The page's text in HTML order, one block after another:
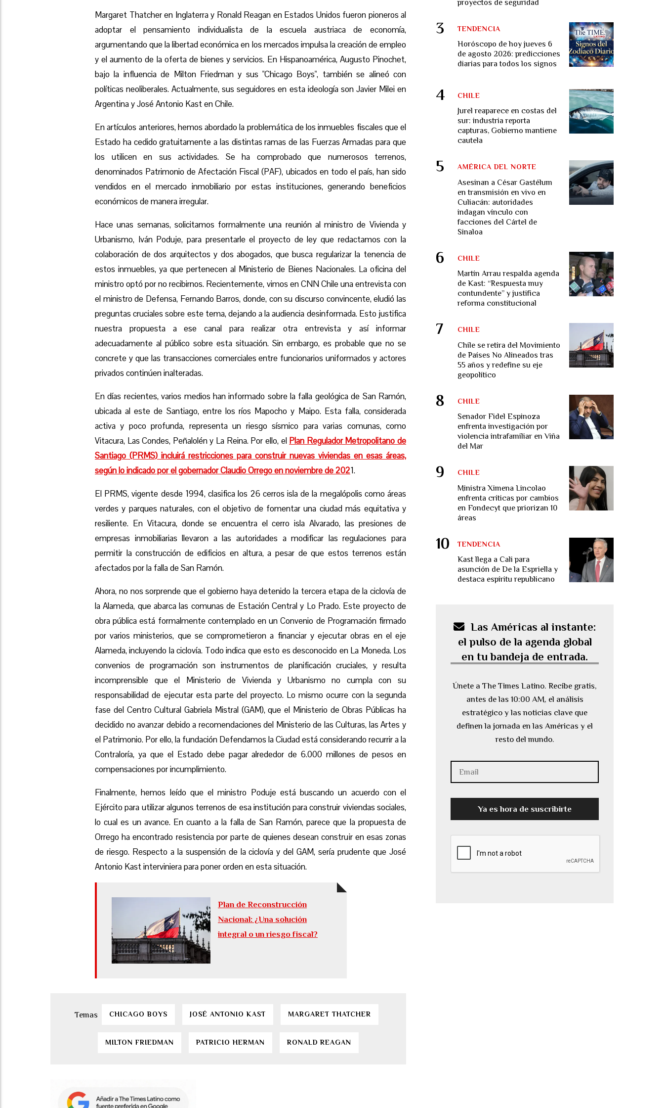
Margaret Thatcher en Inglaterra y Ronald Reagan en Estados Unidos fueron pioneros al
adoptar el pensamiento individualista de la escuela austriaca de economía,
argumentando que la libertad económica en los mercados impulsa la creación de empleo
y el aumento de la oferta de bienes y servicios. En Hispanoamérica, Augusto Pinochet,
bajo la influencia de Milton Friedman y sus "Chicago Boys", también se alineó con
políticas neoliberales. Actualmente, sus seguidores en esta ideología son Javier Milei en
Argentina y José Antonio Kast en Chile.
En artículos anteriores, hemos abordado la problemática de los inmuebles fiscales que el
Estado ha cedido gratuitamente a las distintas ramas de las Fuerzas Armadas para que
los utilicen en sus actividades. Se ha comprobado que numerosos terrenos,
denominados Patrimonio de Afectación Fiscal (PAF), ubicados en todo el país, han sido
vendidos en el mercado inmobiliario por estas instituciones, generando beneficios
económicos de manera irregular.
Hace unas semanas, solicitamos formalmente una reunión al ministro de Vivienda y
Urbanismo, Iván Poduje, para presentarle el proyecto de ley que redactamos con la
colaboración de dos arquitectos y dos abogados, que busca regularizar la tenencia de
estos inmuebles, ya que pertenecen al Ministerio de Bienes Nacionales. La oficina del
ministro optó por no recibirnos. Recientemente, vimos en CNN Chile una entrevista con
el ministro de Defensa, Fernando Barros, donde, con su discurso convincente, eludió las
preguntas cruciales sobre este tema, dejando a la audiencia desinformada. Esto justifica
nuestra propuesta a ese canal para realizar otra entrevista y así informar
adecuadamente al público sobre esta situación. Sin embargo, es probable que no se
concrete y que las transacciones comerciales entre funcionarios uniformados y actores
privados continúen inalteradas.
En días recientes, varios medios han informado sobre la falla geológica de San Ramón,
ubicada al este de Santiago, entre los ríos Mapocho y Maipo. Esta falla, considerada
activa y poco profunda, representa un riesgo sísmico para varias comunas, como
Vitacura, Las Condes, Peñalolén y La Reina. Por ello, el Plan Regulador Metropolitano de
Santiago (PRMS) incluirá restricciones para construir nuevas viviendas en esas áreas,
según lo indicado por el gobernador Claudio Orrego en noviembre de 2021.
El PRMS, vigente desde 1994, clasifica los 26 cerros isla de la megalópolis como áreas
verdes y parques naturales, con el objetivo de fomentar una ciudad más equitativa y
resiliente. En Vitacura, donde se encuentra el cerro isla Alvarado, las presiones de
empresas inmobiliarias llevaron a las autoridades a modificar las regulaciones para
permitir la construcción de edificios en altura, a pesar de que estos terrenos están
afectados por la falla de San Ramón.
Ahora, no nos sorprende que el gobierno haya detenido la tercera etapa de la ciclovía de
la Alameda, que abarca las comunas de Estación Central y Lo Prado. Este proyecto de
obra pública está formalmente contemplado en un Convenio de Programación firmado
por varios ministerios, que se comprometieron a financiar y ejecutar obras en el eje
Alameda, incluyendo la ciclovía. Todo indica que esto es desconocido en La Moneda. Los
convenios de programación son instrumentos de planificación cruciales, y resulta
incomprensible que el Ministerio de Vivienda y Urbanismo no cumpla con su
responsabilidad de ejecutar esta parte del proyecto. Lo mismo ocurre con la segunda
fase del Centro Cultural Gabriela Mistral (GAM), que el Ministerio de Obras Públicas ha
decidido no avanzar debido a recomendaciones del Ministerio de las Culturas, las Artes y
el Patrimonio. Por ello, la fundación Defendamos la Ciudad está considerando recurrir a la
Contraloría, ya que el Estado debe pagar alrededor de 6.000 millones de pesos en
compensaciones por incumplimiento.
Finalmente, hemos leído que el ministro Poduje está buscando un acuerdo con el
Ejército para utilizar algunos terrenos de esa institución para construir viviendas sociales,
lo cual es un avance. En cuanto a la falla de San Ramón, parece que la propuesta de
Orrego ha encontrado resistencia por parte de quienes desean construir en esas zonas
de riesgo. Respecto a la suspensión de la ciclovía y del GAM, sería prudente que José
Antonio Kast interviniera para poner orden en esta situación.
Plan de Reconstrucción
Nacional: ¿Una solución
integral o un riesgo fiscal?
CHICAGO BOYS JOSÉ ANTONIO KAST MARGARET THATCHER
MILTON FRIEDMAN PATRICIO HERMAN RONALD REAGAN
proyectos de seguridad
Horóscopo de hoy jueves 6
de agosto 2026: predicciones
diarias para todos los signos
TENDENCIA
Jurel reaparece en costas del
sur: industria reporta
capturas, Gobierno mantiene
cautela
CHILE
Asesinan a César Gastélum
en transmisión en vivo en
Culiacán: autoridades
indagan vínculo con
facciones del Cártel de
Sinaloa
AMÉRICA DEL NORTE
Martín Arrau respalda agenda
de Kast: “Respuesta muy
contundente” y justifica
reforma constitucional
CHILE
Chile se retira del Movimiento
de Países No Alineados tras
55 años y redefine su eje
geopolítico
CHILE
Senador Fidel Espinoza
enfrenta investigación por
violencia intrafamiliar en Viña
del Mar
CHILE
Ministra Ximena Lincolao
enfrenta críticas por cambios
en Fondecyt que priorizan 10
áreas
CHILE
Kast llega a Cali para
asunción de De la Espriella y
destaca espíritu republicano
TENDENCIA
Las Américas al instante:
el pulso de la agenda global
en tu bandeja de entrada.
Únete a The Times Latino. Recibe gratis,
antes de las 10:00 AM, el análisis
estratégico y las noticias clave que
definen la jornada en las Américas y el
resto del mundo.
Ya es hora de suscribirte